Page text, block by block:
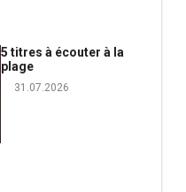
5 titres à écouter à la
plage
31.07.2026